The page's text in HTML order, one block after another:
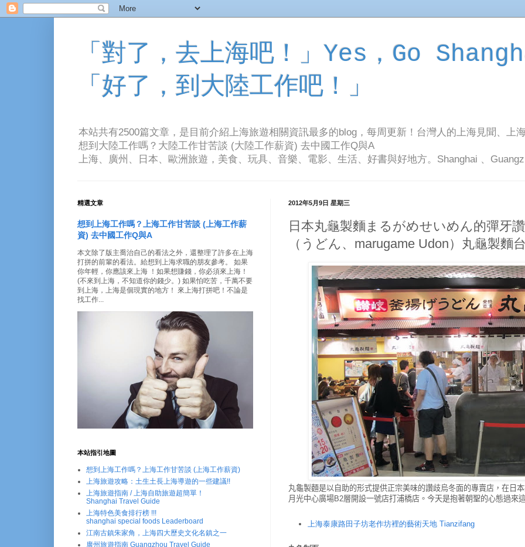
「對了，去上海吧！」Yes，Go
「好了，到大陸工作吧！」
本站共有2500篇文章，是目前介紹上海旅遊相關資訊最多的blog，每周更新！台灣人的上海見聞、上
想到大陸工作嗎？大陸工作甘苦談 (大陸工作薪資) 去中國工作Q與A
上海、廣州、日本、歐洲旅遊，美食、玩具、音樂、電影、生活、好書與好地方。Shanghai 、
2012年5月9日 星期三
日本丸龜製麵まるがめせいめん的彈牙
（うどん、marugame Udon）丸龜製麵
丸龜製麵是以自助的形式提供正宗美味的讚歧烏冬面的專賣店，在日
月光中心廣場B2層開設一號店打浦橋店 。今天是抱著朝聖的心態過來
上海泰康路田子坊老作坊裡的藝術天地 Tianzifang
精選文章
想到上海工作嗎？上海工作甘苦談 (上海工作薪
資) 去中國工作Q與A
本文除了版主喬治自己的看法之外，還整理了許多在上海
打拼的前輩的看法。給想到上海求職的朋友參考。 如果
你年輕，你應該來上海 ！如果想賺錢，你必須來上海！
(不來到上海，不知道你的錢少。) 如果怕吃苦，千萬不要
到上海，上海是個現實的地方！ 來上海打拼吧！不論是
找工作...
本站指引地圖
想到上海工作嗎？上海工作甘苦談 (上海工作薪資)
上海旅遊攻略：土生土長上海導遊的一些建議!!
上海旅遊指南 / 上海自助旅遊超簡單！
Shanghai Travel Guide
上海特色美食排行榜 !!!
shanghai special foods Leaderboard
江南古鎮朱家角，上海四大歷史文化名鎮之一
廣州旅遊指南 Guangzhou Travel Guide